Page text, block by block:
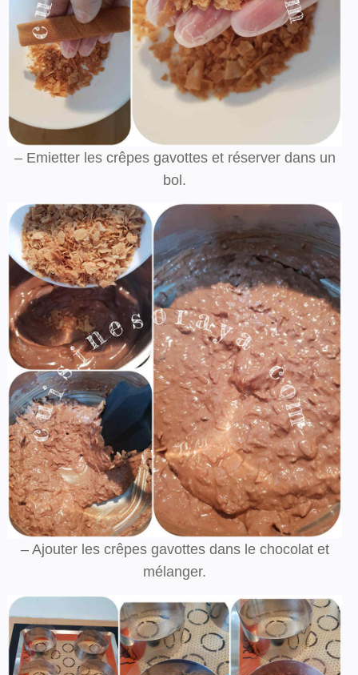
– Emietter les crêpes gavottes et réserver dans un
bol.
– Ajouter les crêpes gavottes dans le chocolat et
mélanger.